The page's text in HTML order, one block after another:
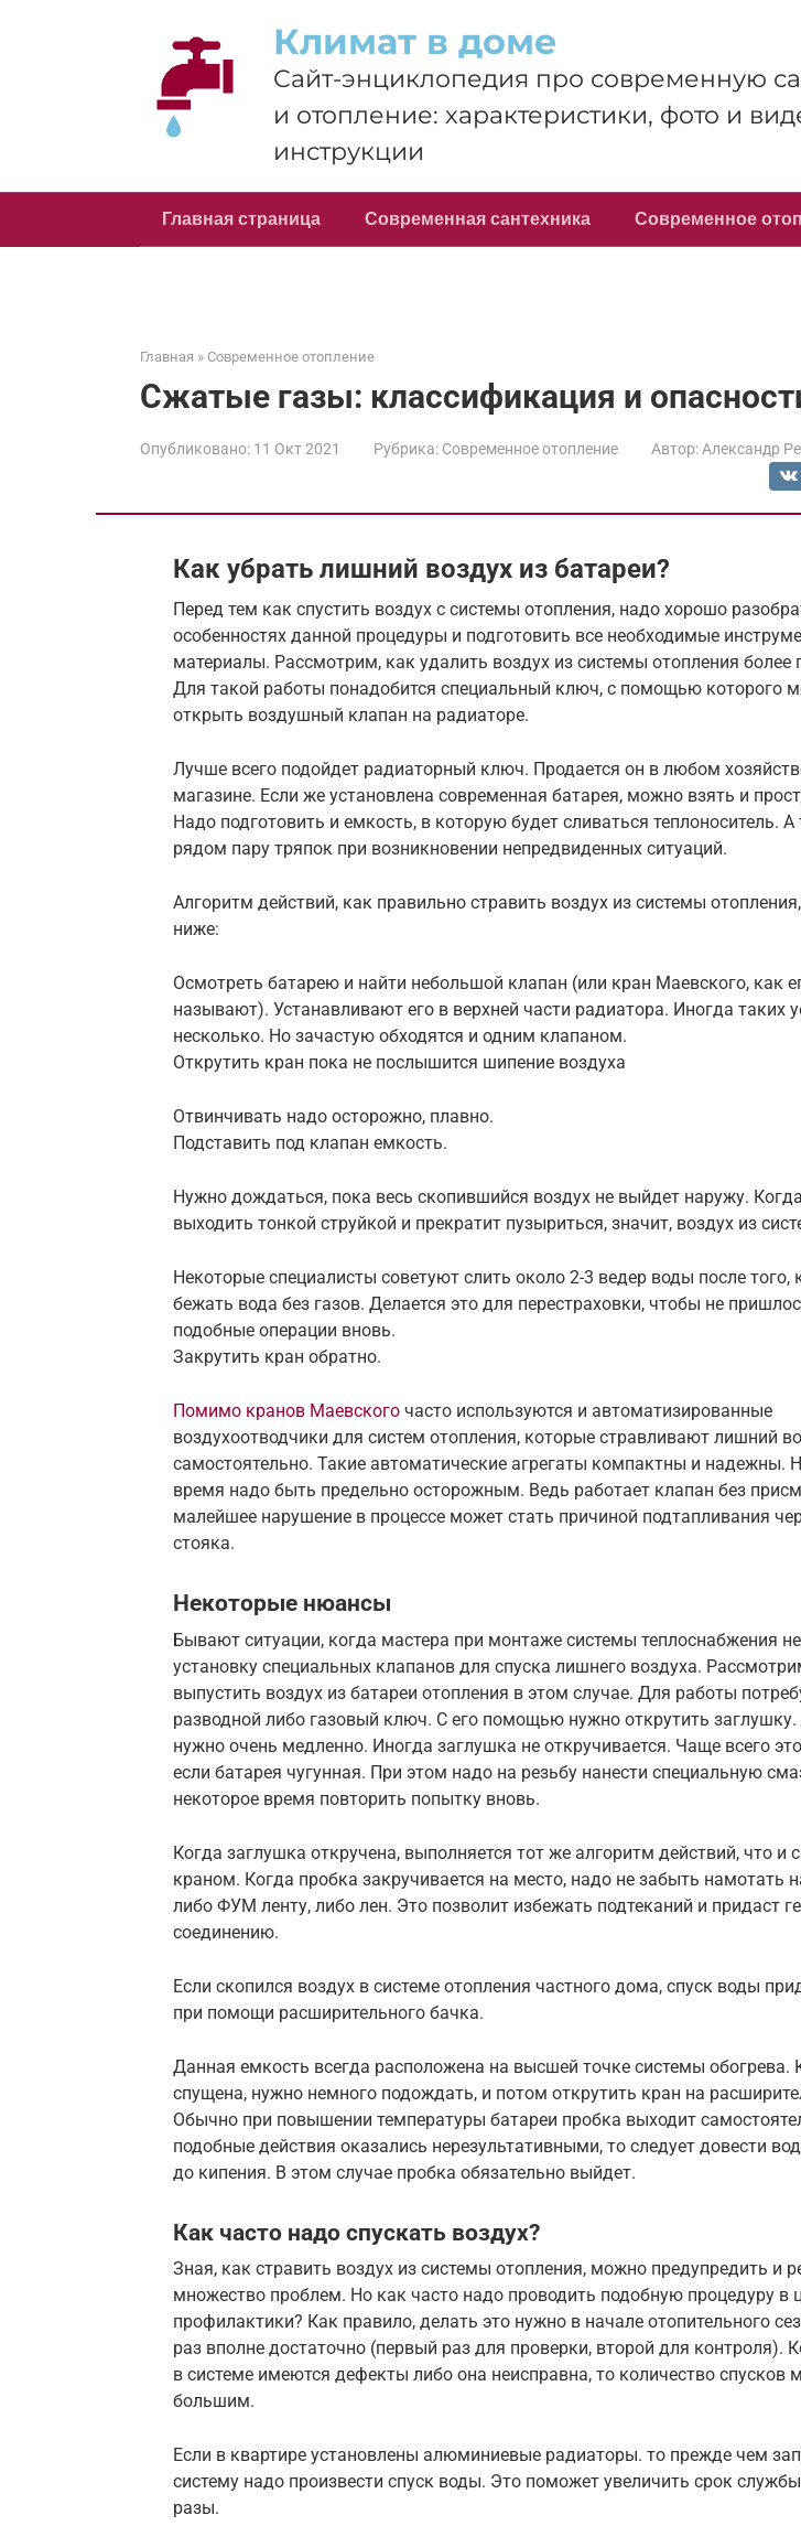
Климат в доме
Сайт-энциклопедия про современную
и отопление: характеристики, фото и
инструкции
Главная страница Современная сантехника Современное
Главная » Современное отопление
Сжатые газы: классификация и
Опубликовано: 11 Окт 2021 Рубрика: Современное отопление Автор: Александр
Как убрать лишний воздух из батареи?
Перед тем как спустить воздух с системы отопления, надо хорошо
особенностях данной процедуры и подготовить все необходимые
материалы. Рассмотрим, как удалить воздух из системы отопления более
Для такой работы понадобится специальный ключ, с помощью которого
открыть воздушный клапан на радиаторе.
Лучше всего подойдет радиаторный ключ. Продается он в любом
магазине. Если же установлена современная батарея, можно взять и
Надо подготовить и емкость, в которую будет сливаться теплоноситель.
рядом пару тряпок при возникновении непредвиденных ситуаций.
Алгоритм действий, как правильно стравить воздух из системы
ниже:
Осмотреть батарею и найти небольшой клапан (или кран Маевского, как
называют). Устанавливают его в верхней части радиатора. Иногда таких
несколько. Но зачастую обходятся и одним клапаном.
Открутить кран пока не послышится шипение воздуха
Отвинчивать надо осторожно, плавно.
Подставить под клапан емкость.
Нужно дождаться, пока весь скопившийся воздух не выйдет наружу.
выходить тонкой струйкой и прекратит пузыриться, значит, воздух из
Некоторые специалисты советуют слить около 2-3 ведер воды после того,
бежать вода без газов. Делается это для перестраховки, чтобы не
подобные операции вновь.
Закрутить кран обратно.
Помимо кранов Маевского часто используются и автоматизированные
воздухоотводчики для систем отопления, которые стравливают лишний
самостоятельно. Такие автоматические агрегаты компактны и надежны.
время надо быть предельно осторожным. Ведь работает клапан без
малейшее нарушение в процессе может стать причиной подтапливания
стояка.
Некоторые нюансы
Бывают ситуации, когда мастера при монтаже системы теплоснабжения
установку специальных клапанов для спуска лишнего воздуха.
выпустить воздух из батареи отопления в этом случае. Для работы
разводной либо газовый ключ. С его помощью нужно открутить заглушку.
нужно очень медленно. Иногда заглушка не откручивается. Чаще всего
если батарея чугунная. При этом надо на резьбу нанести специальную
некоторое время повторить попытку вновь.
Когда заглушка откручена, выполняется тот же алгоритм действий, что и
краном. Когда пробка закручивается на место, надо не забыть намотать
либо ФУМ ленту, либо лен. Это позволит избежать подтеканий и придаст
соединению.
Если скопился воздух в системе отопления частного дома, спуск воды
при помощи расширительного бачка.
Данная емкость всегда расположена на высшей точке системы обогрева.
спущена, нужно немного подождать, и потом открутить кран на
Обычно при повышении температуры батареи пробка выходит
подобные действия оказались нерезультативными, то следует довести
до кипения. В этом случае пробка обязательно выйдет.
Как часто надо спускать воздух?
Зная, как стравить воздух из системы отопления, можно предупредить и
множество проблем. Но как часто надо проводить подобную процедуру в
профилактики? Как правило, делать это нужно в начале отопительного
раз вполне достаточно (первый раз для проверки, второй для контроля).
в системе имеются дефекты либо она неисправна, то количество спусков
большим.
Если в квартире установлены алюминиевые радиаторы. то прежде чем
систему надо произвести спуск воды. Это поможет увеличить срок
разы.